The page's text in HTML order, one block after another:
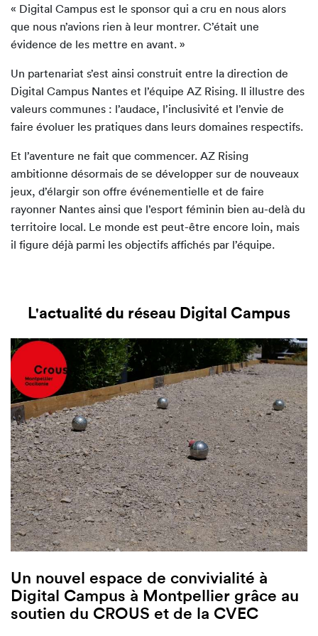
« Digital Campus est le sponsor qui a cru en nous alors
que nous n’avions rien à leur montrer. C’était une
évidence de les mettre en avant. »
Un partenariat s’est ainsi construit entre la direction de
Digital Campus Nantes et l’équipe AZ Rising. Il illustre des
valeurs communes : l’audace, l’inclusivité et l’envie de
faire évoluer les pratiques dans leurs domaines respectifs.
Et l’aventure ne fait que commencer. AZ Rising
ambitionne désormais de se développer sur de nouveaux
jeux, d’élargir son offre événementielle et de faire
rayonner Nantes ainsi que l’esport féminin bien au-delà du
territoire local. Le monde est peut-être encore loin, mais
il figure déjà parmi les objectifs affichés par l’équipe.
L'actualité du réseau Digital Campus
Un nouvel espace de convivialité à
Digital Campus à Montpellier grâce au
soutien du CROUS et de la CVEC